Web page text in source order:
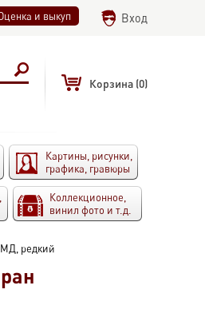
и выкуп Вход
Корзина (0)
Картины, рисунки,
графика, гравюры
Коллекционное,
винил фото и т.д.
редкий